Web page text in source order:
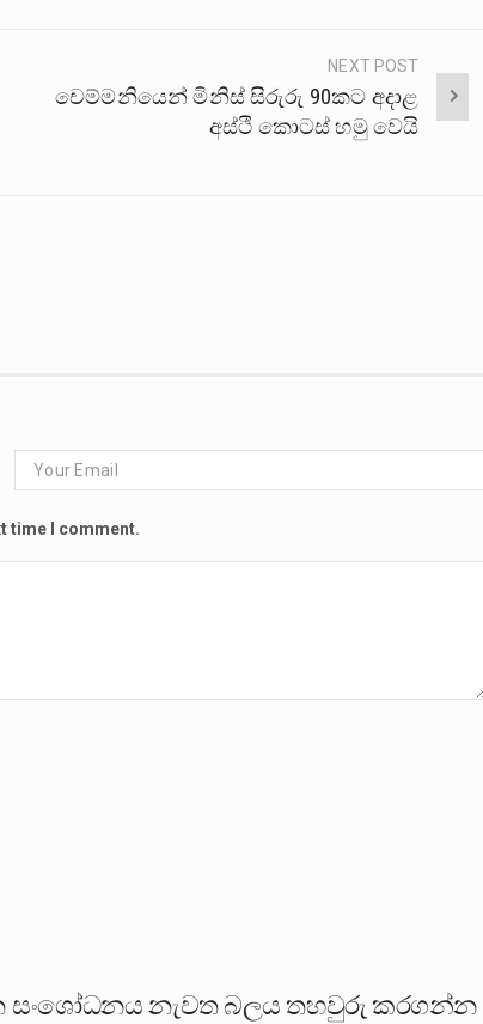
NEXT POST
චෙම්මනියෙන් මිනිස් සිරුරු 90කට අදාළ
අස්ථි කොටස් හමු වෙයි
time I comment.
සංශෝධනය නැවත බලය තහවුරු කරගන්න